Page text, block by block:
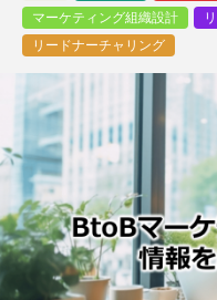
マーケティング組織設計
リードナーチャリング